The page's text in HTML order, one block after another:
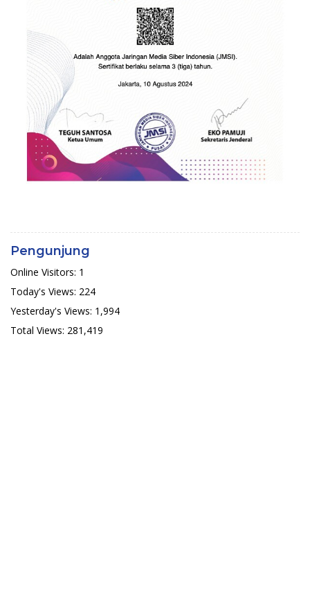
Pengunjung
Online Visitors: 1
Today's Views: 224
Yesterday's Views: 1,994
Total Views: 281,419